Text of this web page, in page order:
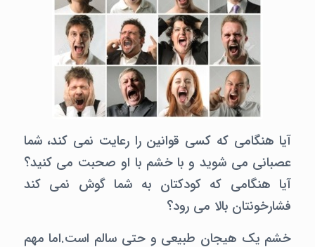
آیا هنگامی که کسی قوانین را رعایت نمی کند، شما
عصبانی می شوید و با خشم با او صحبت می کنید؟
آیا هنگامی که کودکتان به شما گوش نمی کند
فشارخونتان بالا می رود؟
خشم یک هیجان طبیعی و حتی سالم است.اما مهم